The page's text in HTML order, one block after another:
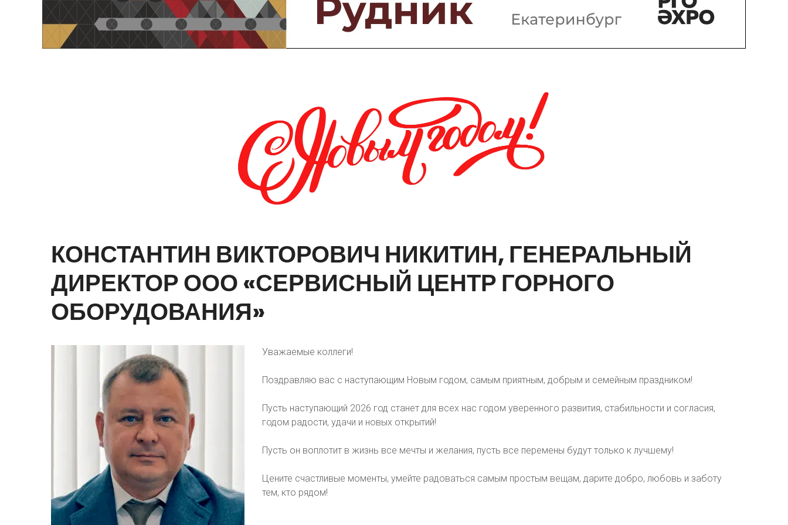
Предприятия и компании
Интервью
Выставки, Конференции
КОНСТАНТИН ВИКТОРОВИЧ НИКИТИН,ГЕНЕРАЛЬНЫЙ
ДИРЕКТОРООО«СЕРВИСНЫЙ ЦЕНТРГОРНОГО
ОБОРУДОВАНИЯ»
Уважаемые коллеги!
Поздравляю вас с наступающим Новым годом, самым приятным, добрым и семейным праздником!
Пусть наступающий 2026 год станет для всех нас годом уверенного развития, стабильности и согласия,
годом радости, удачи и новых открытий!
Пусть он воплотит в жизнь все мечты и желания, пусть все перемены будут только к лучшему!
Цените счастливые моменты, умейте радоваться самым простым вещам, дарите добро, любовь и заботу
тем, кто рядом!